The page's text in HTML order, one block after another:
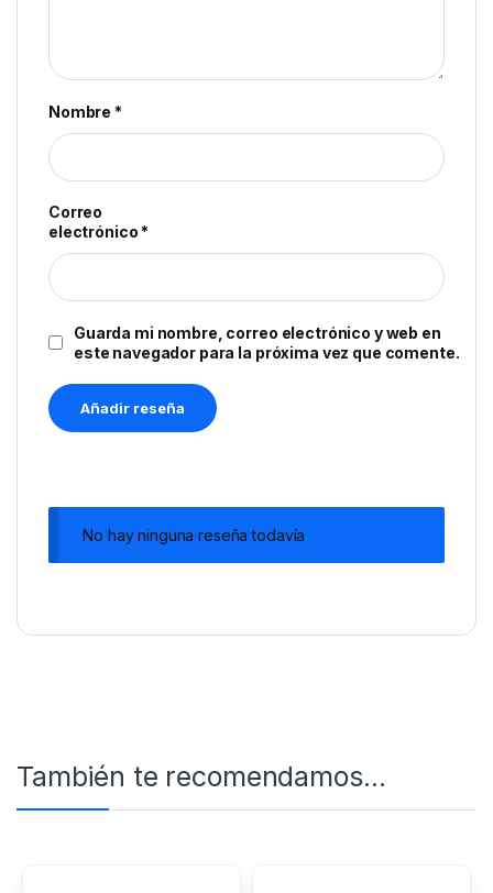
Nombre*
Correo
electrónico*
Guarda mi nombre, correo electrónico y web en
este navegador para la próxima vez que comente.
No hay ninguna reseña todavía
También te recomendamos…